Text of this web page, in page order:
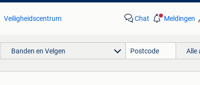
Veiligheidscentrum Chat Meldingen
Banden en Velgen Alle